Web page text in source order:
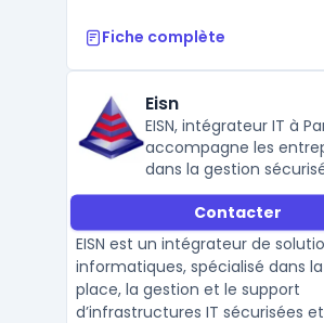
Fiche complète
Eisn
EISN, intégrateur IT à
accompagne les
dans la gestion
infrastructure, la
et le support
des solutions sur
performantes.
Contacter
EISN est un intégrateur de
informatiques, spécialisé dans
place, la gestion et le support
d’infrastructures IT sécurisées